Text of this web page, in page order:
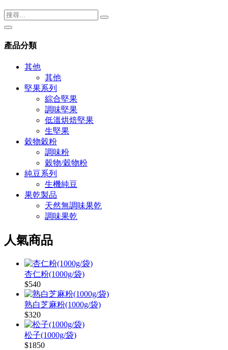
產品分類
其他
其他
堅果系列
綜合堅果
調味堅果
低溫烘焙堅果
生堅果
穀物穀粉
調味粉
穀物/穀物粉
純豆系列
生機純豆
果乾製品
天然無調味果乾
調味果乾
人氣商品
杏仁粉(1000g/袋)
$540
熟白芝麻粉(1000g/袋)
$320
松子(1000g/袋)
$1850